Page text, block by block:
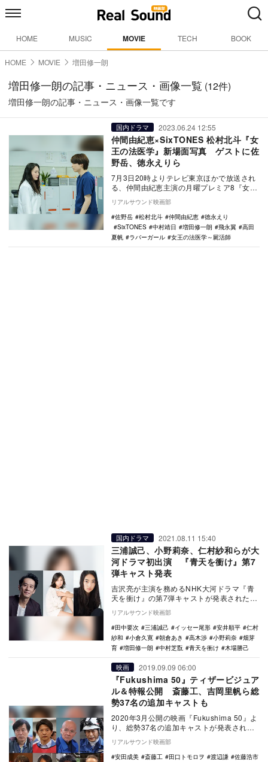
HOME MUSIC MOVIE TECH BOOK
HOME MOVIE 増田修一朗
増田修一朗の記事・ニュース・画像一覧 (12件)
増田修一朗の記事・ニュース・画像一覧です
国内ドラマ 2023.06.24 12:55
仲間由紀恵×SixTONES 松村北斗『女
王の法医学』新場面写真 ゲストに佐
野岳、徳永えりら
7月3日20時よりテレビ東京ほかで放送され
る、仲間由紀恵主演の月曜プレミア8『女王
の法医学～屍活師3』のゲストキャストが発
表され…
リアルサウンド映画部
佐野岳
松村北斗 仲間由紀恵
徳永えり
SixTONES
中村靖日 増田修一朗 飛永翼
高田
夏帆
ラバーガール 女王の法医学～屍活師
国内ドラマ 2021.08.11 15:40
三浦誠己、小野莉奈、仁村紗和らが大
河ドラマ初出演 『青天を衝け』第7
弾キャスト発表
吉沢亮が主演を務めるNHK大河ドラマ『青
天を衝け』の第7弾キャストが発表された。
本作は、新一万円札の顔としても注目さ
れる渋…
リアルサウンド映画部
田中要次
三浦誠己 イッセー尾形 安井順平
仁村
紗和
小倉久寛 朝倉あき 高木渉 小野莉奈
畑芽
育
増田修一朗 中村芝翫 青天を衝け 木場勝己
映画 2019.09.09 06:00
『Fukushima 50』ティザービジュア
ル＆特報公開 斎藤工、吉岡里帆ら総
勢37名の追加キャストも
2020年3月公開の映画『Fukushima 50』よ
り、総勢37名の追加キャストが発表され、
ティザービジュアルと特報映像が公開…
リアルサウンド映画部
安田成美
斎藤工 田口トモロヲ 渡辺謙
佐藤浩市